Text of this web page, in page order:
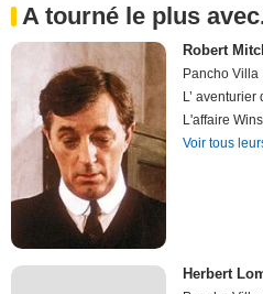
A tourné le plus
Robert
Pancho Villa
L’ aventurier
L'affaire
Voir tous
Herbert